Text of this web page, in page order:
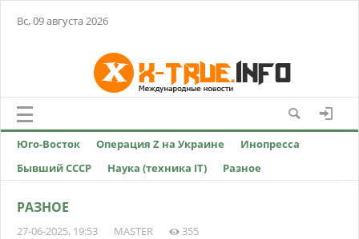
Вс, 09 августа 2026
Юго-Восток Операция Z на Украине
Инопресса
Бывший СССР
Наука (техника IT) Разное
РАЗНОЕ
27-06-2025, 19:53 MASTER
355